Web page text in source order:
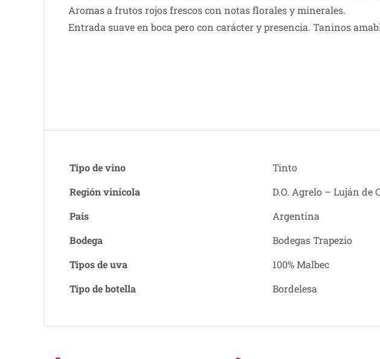
Aromas a frutos rojos frescos con notas florales y minerales.
Entrada suave en boca pero con carácter y presencia. Taninos
Tipo de vino
Tinto
Región vinícola
D.O. Agrelo – Luján de
Pais
Argentina
Bodega
Bodegas Trapezio
Tipos de uva
100% Malbec
Tipo de botella
Bordelesa